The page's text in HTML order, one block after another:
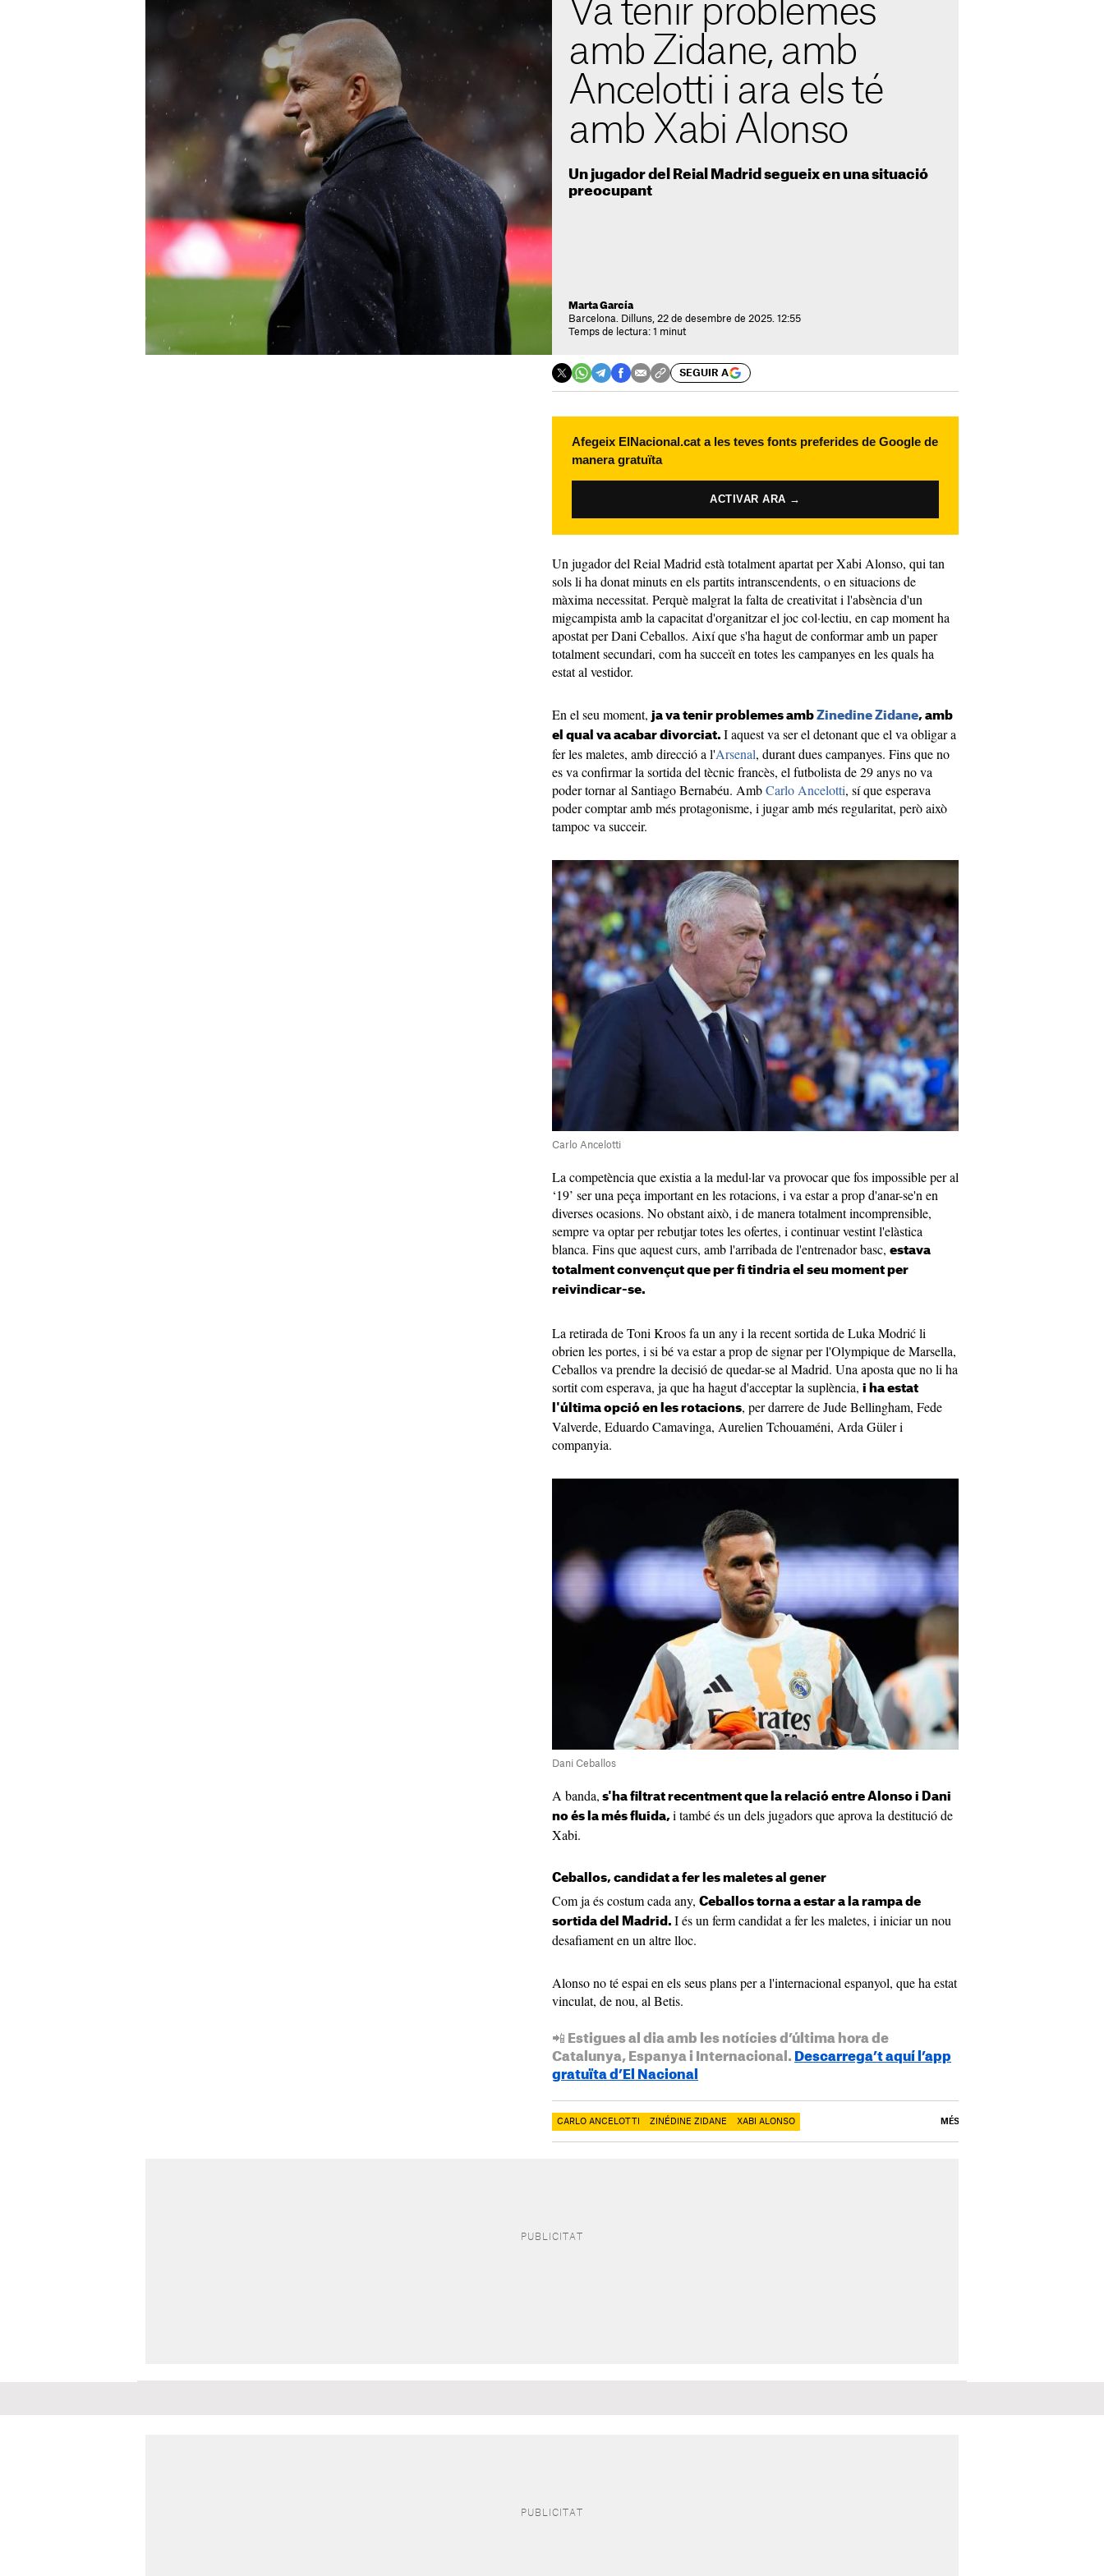
Va tenir problemes
amb Zidane, amb
Ancelotti i ara els té
amb Xabi Alonso
Un jugador del Reial Madrid segueix en una situació
preocupant
Marta García
Barcelona. Dilluns, 22 de desembre de 2025. 12:55
Temps de lectura: 1 minut
SEGUIR A
Afegeix ElNacional.cat a les teves fonts preferides de Google de
manera gratuïta
ACTIVAR ARA →
Un jugador del Reial Madrid està totalment apartat per Xabi Alonso, qui tan
sols li ha donat minuts en els partits intranscendents, o en situacions de
màxima necessitat. Perquè malgrat la falta de creativitat i l'absència d'un
migcampista amb la capacitat d'organitzar el joc col·lectiu, en cap moment ha
apostat per Dani Ceballos. Així que s'ha hagut de conformar amb un paper
totalment secundari, com ha succeït en totes les campanyes en les quals ha
estat al vestidor.
En el seu moment, ja va tenir problemes amb Zinedine Zidane, amb
el qual va acabar divorciat. I aquest va ser el detonant que el va obligar a
fer les maletes, amb direcció a l'Arsenal, durant dues campanyes. Fins que no
es va confirmar la sortida del tècnic francès, el futbolista de 29 anys no va
poder tornar al Santiago Bernabéu. AmbCarlo Ancelotti, sí que esperava
poder comptar amb més protagonisme, i jugar amb més regularitat, però això
tampoc va succeir.
Carlo Ancelotti
La competència que existia a la medul·lar va provocar que fos impossible per al
‘19’ ser una peça important en les rotacions, i va estar a prop d'anar-se'n en
diverses ocasions. No obstant això, i de manera totalment incomprensible,
sempre va optar per rebutjar totes les ofertes, i continuar vestint l'elàstica
blanca. Fins que aquest curs, amb l'arribada de l'entrenador basc, estava
totalment convençut que per fi tindria el seu moment per
reivindicar-se.
La retirada de Toni Kroos fa un any i la recent sortida de Luka Modrić li
obrien les portes, i si bé va estar a prop de signar per l'Olympique de Marsella,
Ceballos va prendre la decisió de quedar-se al Madrid. Una aposta que no li ha
sortit com esperava, ja que ha hagut d'acceptar la suplència, i ha estat
l'última opció en les rotacions, per darrere de Jude Bellingham, Fede
Valverde, Eduardo Camavinga, Aurelien Tchouaméni, Arda Güler i
companyia.
Dani Ceballos
A banda, s'ha filtrat recentment que la relació entre Alonso i Dani
no és la més fluida, i també és un dels jugadors que aprova la destitució de
Xabi.
Ceballos, candidat a fer les maletes al gener
Com ja és costum cada any, Ceballos torna a estar a la rampa de
sortida del Madrid. I és un ferm candidat a fer les maletes, i iniciar un nou
desafiament en un altre lloc.
Alonso no té espai en els seus plans per a l'internacional espanyol, que ha estat
vinculat, de nou, al Betis.
📲 Estigues al dia amb les notícies d’última hora de
Catalunya, Espanya i Internacional. Descarrega’t aquí l’app
gratuïta d’El Nacional
CARLO ANCELOTTI ZINÉDINE ZIDANE XABI ALONSO MÉS